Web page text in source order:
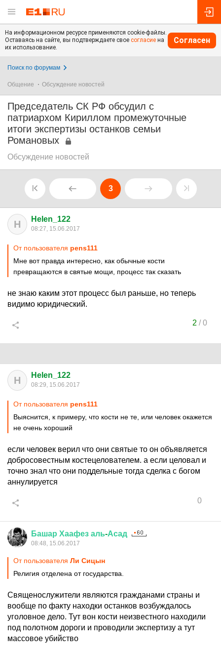
На информационном ресурсе применяются cookie-файлы.
Оставаясь на сайте, вы подтверждаете свое согласие на
их использование.
Согласен
Поиск по форумам
Общение Обсуждение новостей
Председатель СК РФ обсудил с
патриархом Кириллом промежуточные
итоги экспертизы останков семьи
Романовых
Обсуждение новостей
3
H Helen_122
08:27, 15.06.2017
От пользователя pens111
Мне вот правда интересно, как обычные кости
превращаются в святые мощи, процесс так сказать
не знаю каким этот процесс был раньше, но теперь
видимо юридический.
2 /0
H Helen_122
08:29, 15.06.2017
От пользователя pens111
Выяснится, к примеру, что кости не те, или человек окажется
не очень хороший
если человек верил что они святые то он объявляется
добросовестным костецелователем. а если целовал и
точно знал что они поддельные тогда сделка с богом
аннулируется
0
Башар Хаафез аль-Асад
08:48, 15.06.2017
От пользователя Ли Сицын
Религия отделена от государства.
Священослужители являются гражданами страны и
вообще по факту находки останков возбуждалось
уголовное дело. Тут вон кости неизвестного находили
под полотном дороги и проводили экспертизу а тут
массовое убийство